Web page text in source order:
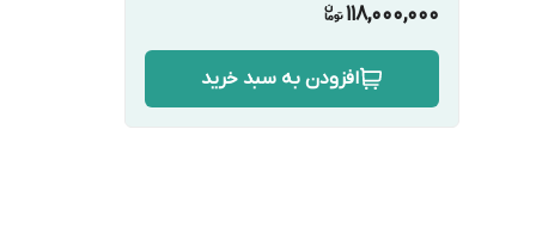
118,000,000
افزودن به سبد خرید